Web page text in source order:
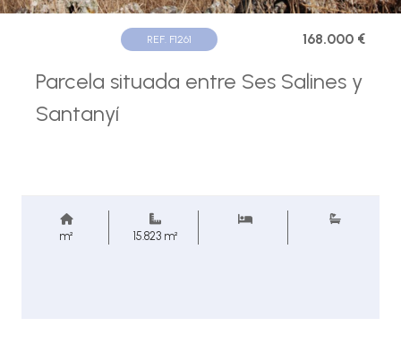
REF. F1261 168.000 €
Parcela situada entre Ses Salines y
Santanyí
m² 15.823 m²